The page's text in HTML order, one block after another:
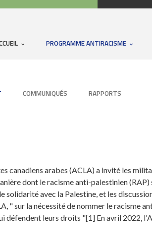
PROGRAMME ANTIRACISME
COMMUNIQUÉS RAPPORTS
canadiens arabes (ACLA) a invité les
dont le racisme anti-palestinien
avec la Palestine, et les
" sur la nécessité de nommer le racisme
défendent leurs droits "[1] En avril 2022,